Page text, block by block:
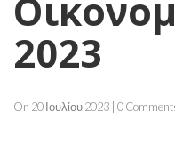
2023
On 20 Ιουλίου 2023 | 0